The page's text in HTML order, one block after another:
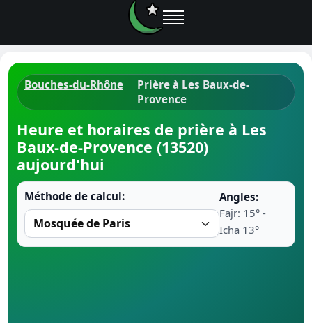
Horaires
Heure de
Coran
Bouches-du-Rhône
Prière à Les Baux-de-
Provence
Heure et horaires de prière à Les
Baux-de-Provence (13520)
aujourd'hui
Méthode de calcul:
Angles:
Fajr: 15° -
Icha 13°